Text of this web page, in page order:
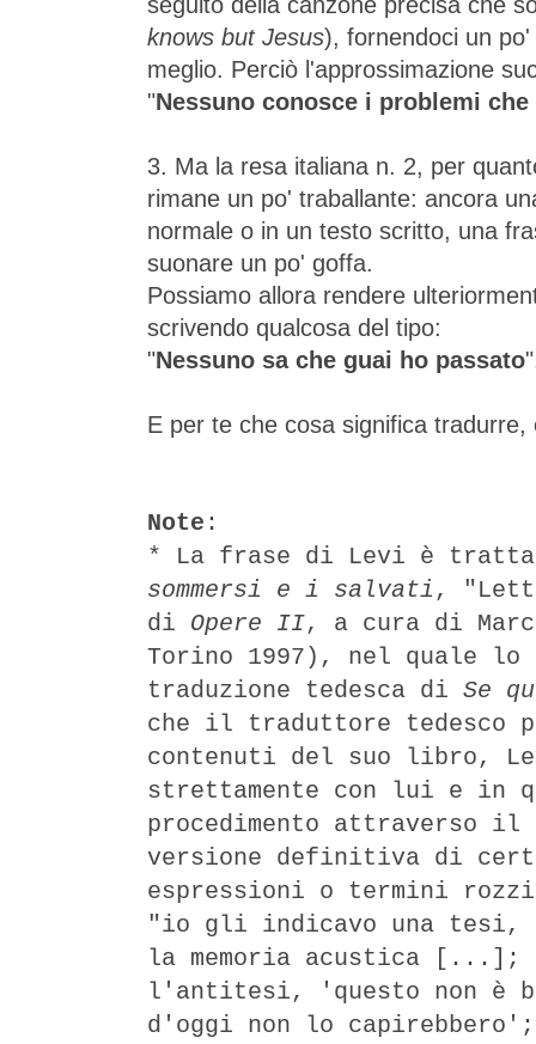
knows but Jesus), fornendoci un
meglio. Perciò l'approssimazione
"Nessuno conosce i problemi
3. Ma la resa italiana n. 2, per
rimane un po' traballante: ancora
normale o in un testo scritto, una
suonare un po' goffa.
Possiamo allora rendere
scrivendo qualcosa del tipo:
"Nessuno sa che guai ho passato
E per te che cosa significa
Note :
* La frase di Levi è
sommersi e i salvati ,
di
Opere II, a cura di
Torino 1997) , nel quale lo
traduzione tedesca di Se
che il traduttore tedesco
contenuti del suo libro,
strettamente con lui e in
procedimento attraverso
versione definitiva di
espressioni o termini
"io gli indicavo una tesi,
la memoria acustica [...];
l'antitesi, 'questo non è
d'oggi non lo